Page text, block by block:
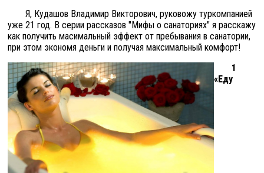
Я, Кудашов Владимир Викторович, руковожу туркомпанией
уже 21 год. В серии рассказов "Мифы о санаториях" я расскажу
как получить масимальный эффект от пребывания в санатории,
при этом экономя деньги и получая максимальный комфорт!
1
«Еду